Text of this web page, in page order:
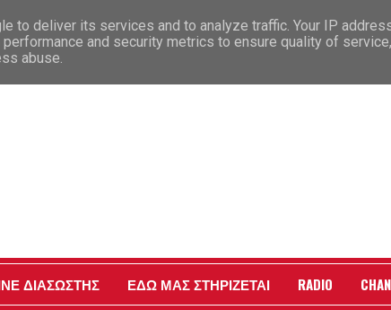
ΔΙΑΣΩΣΤΗΣ ΕΔΩ ΜΑΣ ΣΤΗΡΙΖΕΤΑΙ RADIO
to deliver its services and to analyze traffic. Your IP
and security metrics to ensure quality of
abuse.